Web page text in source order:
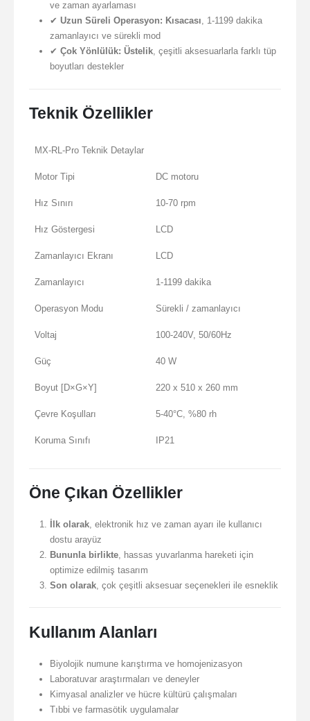
ve zaman ayarlaması
✔ Uzun Süreli Operasyon: Kısacası, 1-1199 dakika
zamanlayıcı ve sürekli mod
✔ Çok Yönlülük: Üstelik, çeşitli aksesuarlarla farklı tüp
boyutları destekler
Teknik Özellikler
MX-RL-Pro Teknik Detaylar
Motor Tipi DC motoru
Hız Sınırı 10-70 rpm
Hız Göstergesi LCD
Zamanlayıcı Ekranı LCD
Zamanlayıcı 1-1199 dakika
Operasyon Modu Sürekli / zamanlayıcı
Voltaj 100-240V, 50/60Hz
Güç 40 W
Boyut [D×G×Y] 220 x 510 x 260 mm
Çevre Koşulları 5-40°C, %80 rh
Koruma Sınıfı IP21
Öne Çıkan Özellikler
İlk olarak, elektronik hız ve zaman ayarı ile kullanıcı
dostu arayüz
Bununla birlikte, hassas yuvarlanma hareketi için
optimize edilmiş tasarım
Son olarak, çok çeşitli aksesuar seçenekleri ile esneklik
Kullanım Alanları
Biyolojik numune karıştırma ve homojenizasyon
Laboratuvar araştırmaları ve deneyler
Kimyasal analizler ve hücre kültürü çalışmaları
Tıbbi ve farmasötik uygulamalar